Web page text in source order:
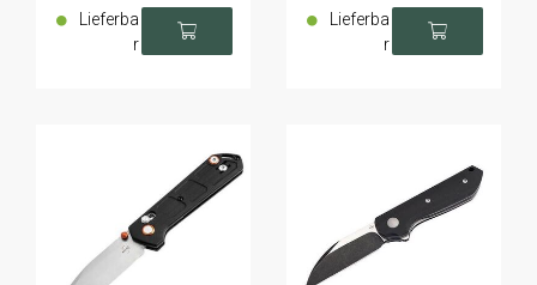
Lieferba
r
Lieferba
r